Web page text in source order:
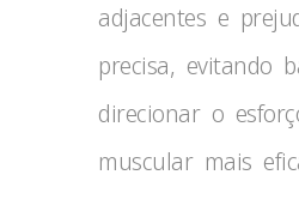
adjacentes e
precisa, evitando
direcionar o
muscular mais